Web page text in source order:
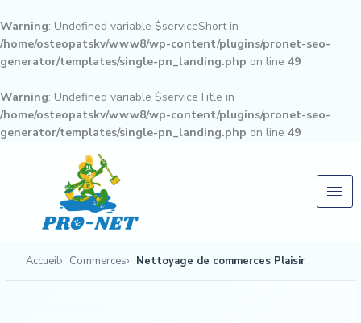
Warning: Undefined variable $serviceShort in
/home/osteopatskv/www8/wp-content/plugins/pronet-seo-
generator/templates/single-pn_landing.php on line 49
Warning: Undefined variable $serviceTitle in
/home/osteopatskv/www8/wp-content/plugins/pronet-seo-
generator/templates/single-pn_landing.php on line 49
au
contenu
Accueil Commerces Nettoyage de commerces Plaisir